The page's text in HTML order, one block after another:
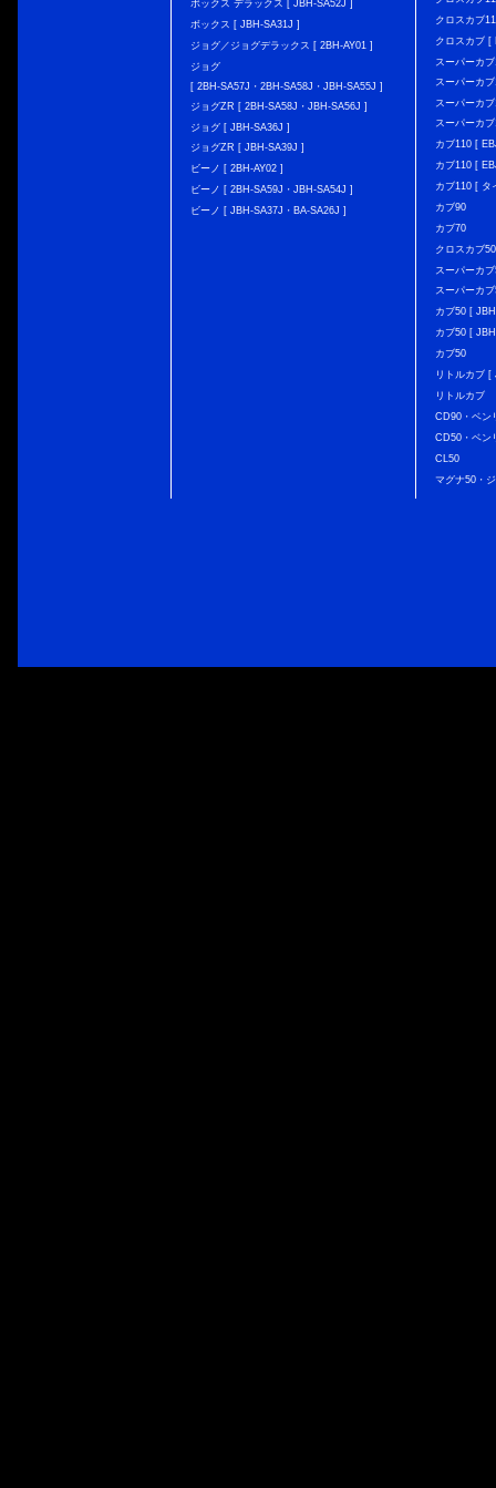
ボックス デラックス [ JBH-SA52J ]
ボックス [ JBH-SA31J ]
ジョグ／ジョグデラックス [ 2BH-AY01 ]
ジョグ
[ 2BH-SA57J・2BH-SA58J・JBH-SA55J ]
ジョグZR [ 2BH-SA58J・JBH-SA56J ]
ジョグ [ JBH-SA36J ]
ジョグZR [ JBH-SA39J ]
ビーノ [ 2BH-AY02 ]
ビーノ [ 2BH-SA59J・JBH-SA54J ]
ビーノ [ JBH-SA37J・BA-SA26J ]
クロスカブ
クロスカブ [
スーパーカ
スーパーカ
スーパーカ
スーパーカ
カブ110 [
カブ110 [
カブ110 [ タ
カブ90
カブ70
クロスカブ
スーパーカ
スーパーカ
カブ50 [
カブ50 [
カブ50
リトルカブ
リトルカブ
CD90・ベン
CD50・ベン
CL50
マグナ50・